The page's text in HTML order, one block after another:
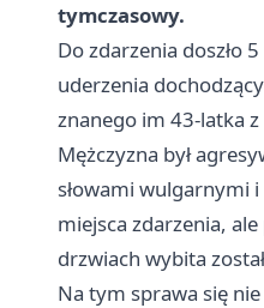
tymczasowy.
Do zdarzenia doszło
uderzenia
znanego im 43-latka
Mężczyzna był
słowami wulgarnymi
miejsca zdarzenia,
drzwiach wybita
Na tym sprawa się